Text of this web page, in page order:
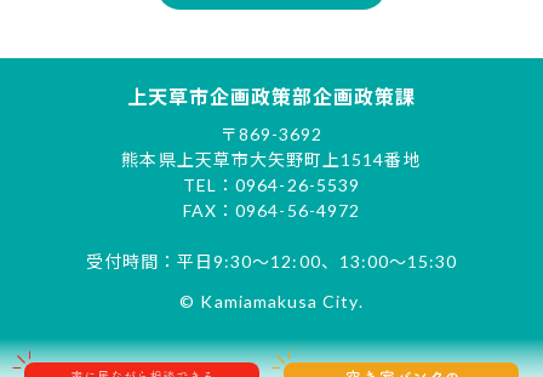
上天草市企画政策部企画政策課
〒869-3692
熊本県上天草市大矢野町上1514番地
TEL：0964-26-5539
FAX：0964-56-4972
受付時間：平日9:30～12:00、13:00～15:30
© Kamiamakusa City.